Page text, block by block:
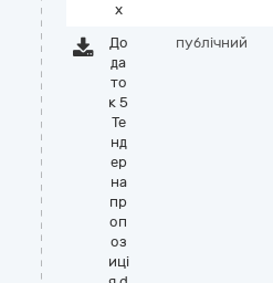
x
До
да
то
к 5
Те
нд
ер
на
пр
оп
оз
иці
публічний